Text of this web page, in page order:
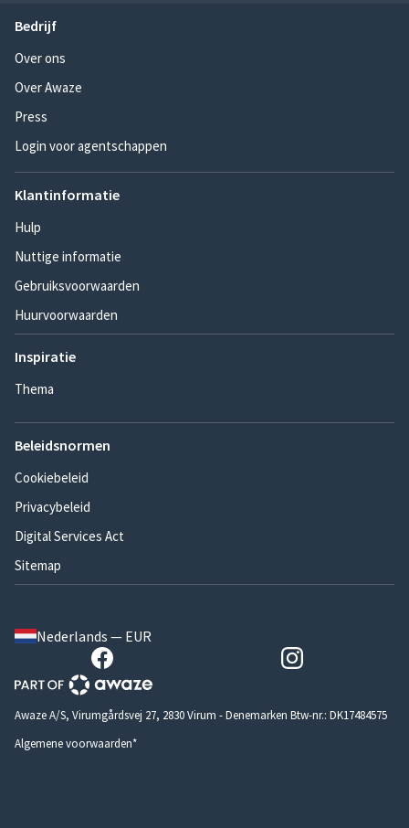
Bedrijf
Over ons
Over Awaze
Press
Login voor agentschappen
Klantinformatie
Hulp
Nuttige informatie
Gebruiksvoorwaarden
Huurvoorwaarden
Inspiratie
Thema
Beleidsnormen
Cookiebeleid
Privacybeleid
Digital Services Act
Sitemap
Nederlands — EUR
Awaze A/S, Virumgårdsvej 27, 2830 Virum - Denemarken Btw-nr.: DK17484575
Algemene voorwaarden*